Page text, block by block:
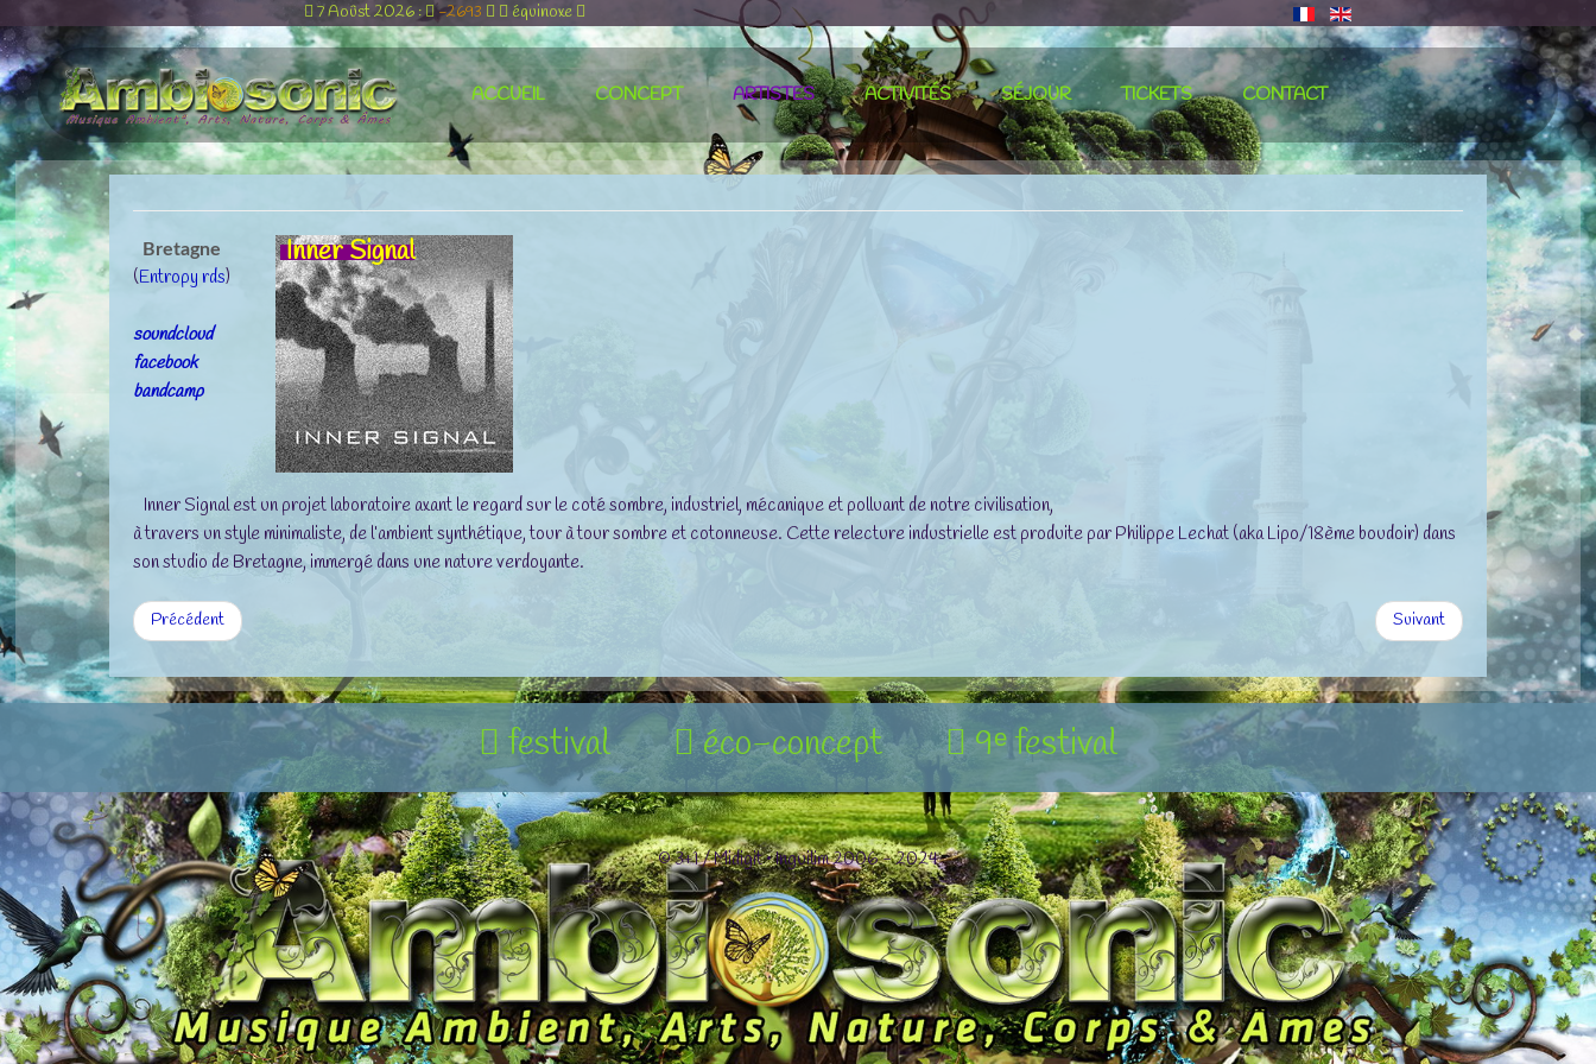
7 Aoûst 2026 : -2693 équinoxe
ACCUEIL CONCEPT ARTISTES ACTIVITÉS SÉJOUR TICKETS CONTACT
∙
Inner Signal
Bretagne
(Entropy rds)
soundcloud
facebook
bandcamp
Inner Signal est un projet laboratoire axant le regard sur le coté sombre, industriel, mécanique et polluant de notre civilisation,
à travers un style minimaliste, de l’ambient synthétique, tour à tour sombre et cotonneuse. Cette relecture industrielle est produite par Philippe Lechat (aka Lipo/18ème boudoir) dans
son studio de Bretagne, immergé dans une nature verdoyante.
Précédent Suivant
festival éco-concept 9ᵉ festival
© 3+1 / Midigit • Inguilim 2006 - 2024